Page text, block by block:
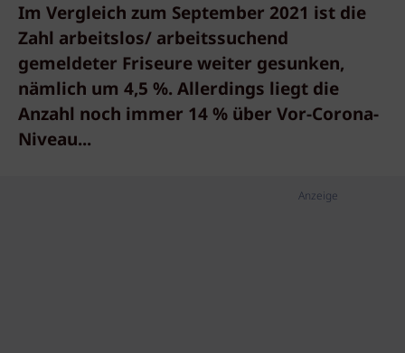
Im Vergleich zum September 2021 ist die
Zahl arbeitslos/ arbeitssuchend
gemeldeter Friseure weiter gesunken,
nämlich um 4,5 %. Allerdings liegt die
Anzahl noch immer 14 % über Vor-Corona-
Niveau...
Anzeige